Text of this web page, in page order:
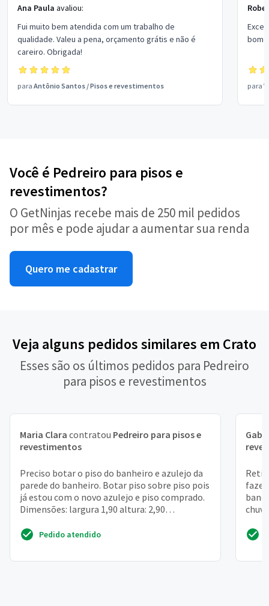
Ana Paula avaliou:
Fui muito bem atendida com um trabalho de
qualidade. Valeu a pena, orçamento grátis e não é
careiro. Obrigada!
para Antônio Santos /Pisos e revestimentos
bom
para
Você é Pedreiro para pisos e
revestimentos?
O GetNinjas recebe mais de 250 mil pedidos
por mês e pode ajudar a aumentar sua renda
Quero me cadastrar
Veja alguns pedidos similares em Crato
Esses são os últimos pedidos para Pedreiro
para pisos e revestimentos
Maria Clara contratou Pedreiro para pisos e
revestimentos
Preciso botar o piso do banheiro e azulejo da
parede do banheiro. Botar piso sobre piso pois
já estou com o novo azulejo e piso comprado.
Dimensões: largura 1,90 altura: 2,90
Pedido atendido